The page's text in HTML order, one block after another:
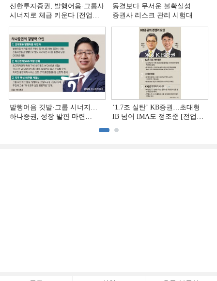
신한투자증권, 발행어음·그룹사
시너지로 체급 키운다 [전업계
동결보다 무서운 불확실성…
증권사 리스크 관리 시험대
발행어음 깃발·그룹 시너지…
하나증권, 성장 발판 마련
‘1.7조 실탄’ KB증권…초대형
IB 넘어 IMA도 정조준 [전업계